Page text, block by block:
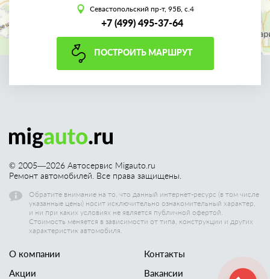
Севастопольский пр-т, 95Б, с.4
+7 (499) 495-37-64
ПОСТРОИТЬ МАРШРУТ
© 2005—2026 Автосервис Migauto.ru
Ремонт автомобилей. Все права защищены.
Обратите внимание на то, что данный интернет-ресурс (в том числе
указанные цены) носит исключительно ознакомительный характер,
и ни при каких условиях не является публичной офертой.
Стоимость меняется в зависимости от типа, конструкции и других
характеристик автомобиля.
О компании
Акции
Контакты
Вакансии